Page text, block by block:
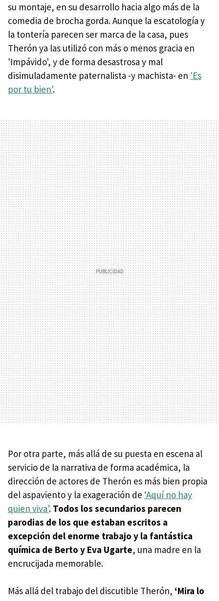
su montaje, en su desarrollo hacia algo más de la
comedia de brocha gorda. Aunque la escatología y
la tontería parecen ser marca de la casa, pues
Therón ya las utilizó con más o menos gracia en
'Impávido', y de forma desastrosa y mal
disimuladamente paternalista -y machista- en 'Es
por tu bien'.
Por otra parte, más allá de su puesta en escena al
servicio de la narrativa de forma académica, la
dirección de actores de Therón es más bien propia
del aspaviento y la exageración de ‘Aquí no hay
quien viva’. Todos los secundarios parecen
parodias de los que estaban escritos a
excepción del enorme trabajo y la fantástica
química de Berto y Eva Ugarte, una madre en la
encrucijada memorable.
Más allá del trabajo del discutible Therón, ‘Mira lo